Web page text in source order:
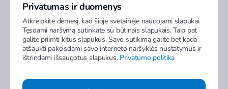
Baseino ir pirčių erdvė
Grupinės treniruotės
Nemokamas parkingas
Privatumas ir duomenys
Atkreipkite dėmesį, kad šioje svetainėje naudojami slapukai.
Tęsdami naršymą sutinkate su būtinais slapukais. Taip pat
galite priimti kitus slapukus. Savo sutikimą galite bet kada
atšaukti pakeisdami savo interneto naršyklės nustatymus ir
ištrindami išsaugotus slapukus. Privatumo politika